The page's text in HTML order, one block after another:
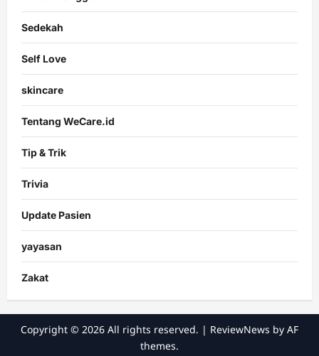
Sedekah
Self Love
skincare
Tentang WeCare.id
Tip & Trik
Trivia
Update Pasien
yayasan
Zakat
Copyright © 2026 All rights reserved. | ReviewNews by AF
themes.